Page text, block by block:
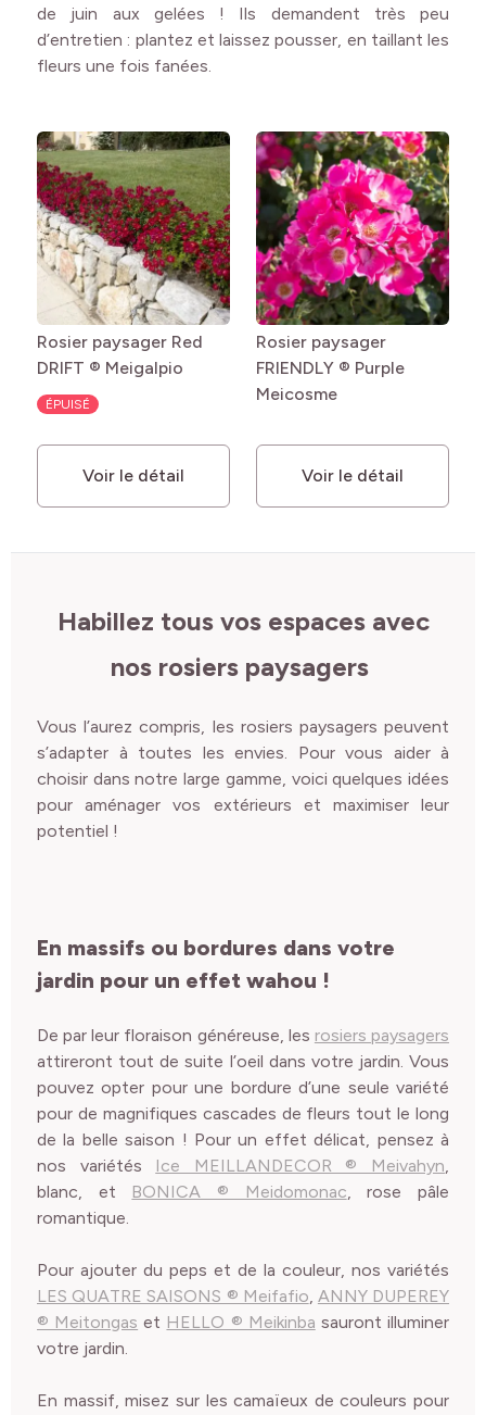
de juin aux gelées ! Ils demandent très peu
d’entretien : plantez et laissez pousser, en taillant les
fleurs une fois fanées.
Rosier paysager Red
DRIFT ® Meigalpio
ÉPUISÉ
Voir le détail
Rosier paysager
FRIENDLY ® Purple
Meicosme
Voir le détail
Habillez tous vos espaces avec
nos rosiers paysagers
Vous l’aurez compris, les rosiers paysagers peuvent
s’adapter à toutes les envies. Pour vous aider à
choisir dans notre large gamme, voici quelques idées
pour aménager vos extérieurs et maximiser leur
potentiel !
En massifs ou bordures dans votre
jardin pour un effet wahou !
De par leur floraison généreuse, les rosiers paysagers
attireront tout de suite l’oeil dans votre jardin. Vous
pouvez opter pour une bordure d’une seule variété
pour de magnifiques cascades de fleurs tout le long
de la belle saison ! Pour un effet délicat, pensez à
nos variétés Ice MEILLANDECOR ® Meivahyn,
blanc, et BONICA ® Meidomonac, rose pâle
romantique.
Pour ajouter du peps et de la couleur, nos variétés
LES QUATRE SAISONS ® Meifafio, ANNY DUPEREY
® Meitongas et HELLO ® Meikinba sauront illuminer
votre jardin.
En massif, misez sur les camaïeux de couleurs pour